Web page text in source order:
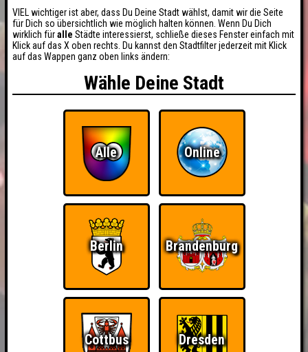
VIEL wichtiger ist aber, dass Du Deine Stadt wählst, damit wir die Seite
für Dich so übersichtlich wie möglich halten können. Wenn Du Dich
wirklich füralle Städte interessierst, schließe dieses Fenster einfach mit
Klick auf das X oben rechts. Du kannst den Stadtfilter jederzeit mit Klick
auf das Wappen ganz oben links ändern:
Wähle Deine Stadt
Alle Online
Berlin Brandenburg
Cottbus Dresden